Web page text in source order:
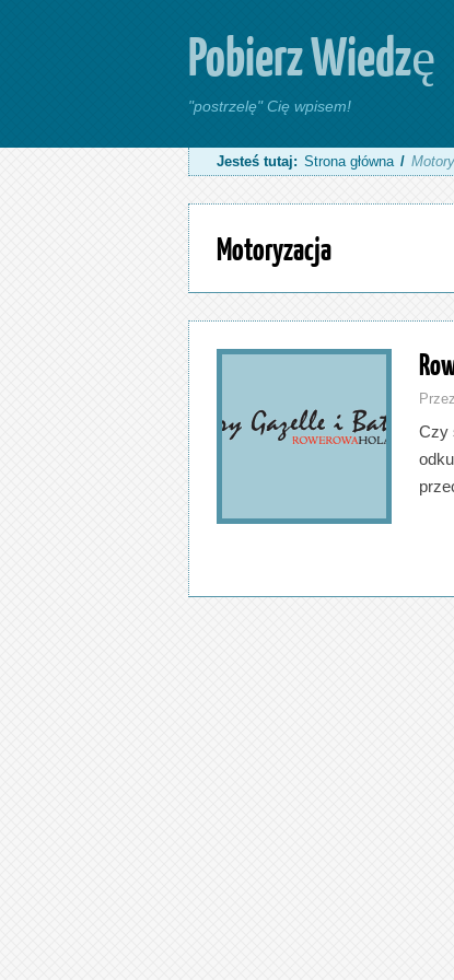
Pobierz Wiedzę
"postrzelę" Cię wpisem!
Jesteś tutaj: Strona główna /
Motoryzacja
Przez
Czy